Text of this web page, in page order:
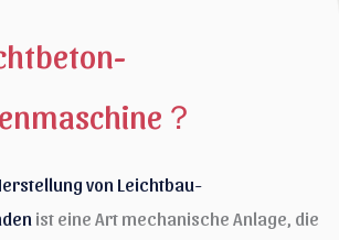
？
von Leichtbau-
ist eine Art mechanische Anlage, die